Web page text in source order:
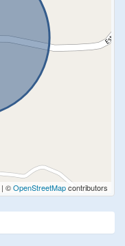
| ©OpenStreetMapcontributors